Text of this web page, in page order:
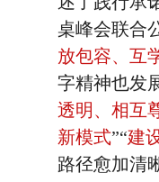
桌峰会联合
放包容、互
字精神也发
透明、相互
新模式”“建
路径愈加清